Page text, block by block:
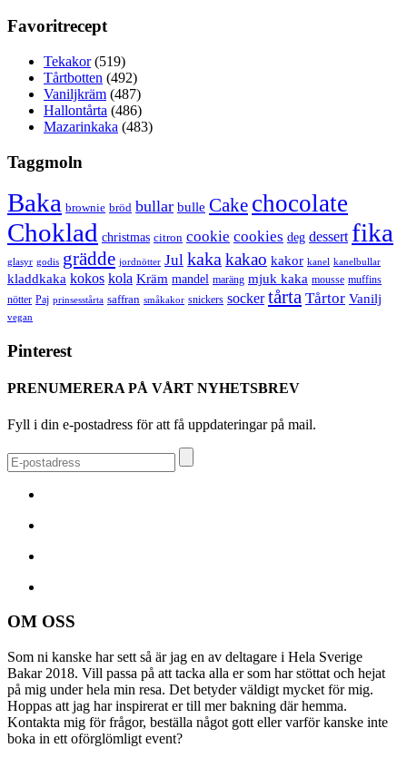
Favoritrecept
Tekakor(519)
Tårtbotten (492)
Vaniljkräm (487)
Hallontårta (486)
Mazarinkaka (483)
Taggmoln
Baka brownie bröd bullar bulle Cake chocolate
Choklad christmas citron cookie cookies deg dessert fika
glasyr godis grädde jordnötter Jul kaka kakao kakor kanel kanelbullar
kladdkaka kokos kola Kräm mandel maräng mjuk kaka mousse muffins
nötter Paj prinsesstårta saffran småkakor snickers socker tårta Tårtor Vanilj
vegan
Pinterest
PRENUMERERA PÅ VÅRT NYHETSBREV
Fyll i din e-postadress för att få uppdateringar på mail.
OM OSS
Som ni kanske har sett så är jag en av deltagare i Hela Sverige
Bakar 2018. Vill passa på att tacka alla er som har stöttat och hejat
på mig under hela min resa. Det betyder väldigt mycket för mig.
Hoppas att jag har inspirerat er till mer bakning där hemma.
Kontakta mig för frågor, beställa något gott eller varför kanske inte
boka in ett oförglömligt event?